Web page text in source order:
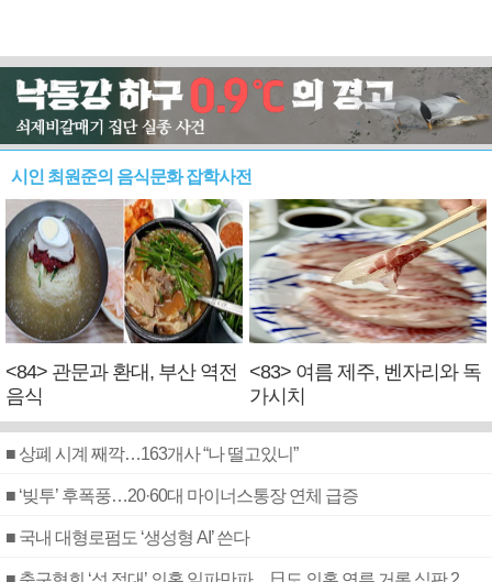
시인 최원준의 음식문화 잡학사전
<84> 관문과 환대, 부산 역전
음식
<83> 여름 제주, 벤자리와 독
가시치
■ 상폐 시계 째깍…163개사 “나 떨고있니”
■ ‘빚투’ 후폭풍…20·60대 마이너스통장 연체 급증
■ 국내 대형로펌도 ‘생성형 AI’ 쓴다